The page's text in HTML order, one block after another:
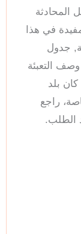
المحادثة
في هذا
جدول
التعبئة
بلد
راجع
الطلب.